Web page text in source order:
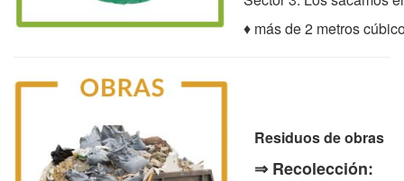
♦ más de 2 metros
Residuos de
⇒ Recolección: